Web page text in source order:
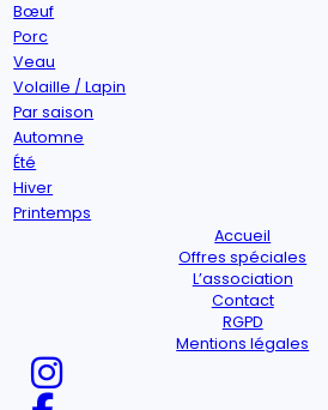
Bœuf
Porc
Veau
Volaille / Lapin
Par saison
Automne
Été
Hiver
Printemps
Accueil
Offres spéciales
L’association
Contact
RGPD
Mentions légales